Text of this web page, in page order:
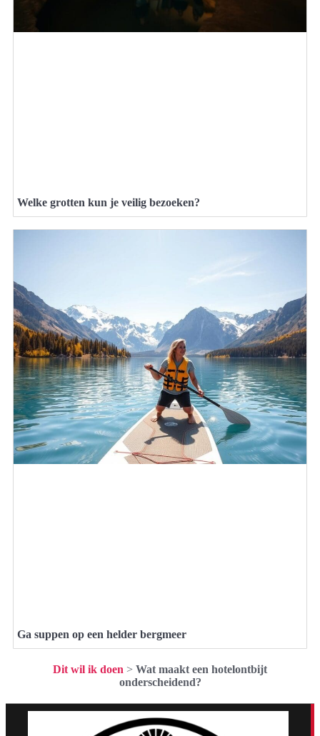
Welke grotten kun je veilig bezoeken?
Ga suppen op een helder bergmeer
Dit wil ik doen > Wat maakt een hotelontbijt
onderscheidend?